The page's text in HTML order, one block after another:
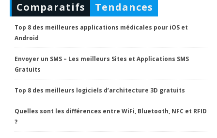
Comparatifs Tendances
Top 8 des meilleures applications médicales pour iOS et
Android
Envoyer un SMS – Les meilleurs Sites et Applications SMS
Gratuits
Top 8 des meilleurs logiciels d’architecture 3D gratuits
Quelles sont les différences entre WiFi, Bluetooth, NFC et RFID
?